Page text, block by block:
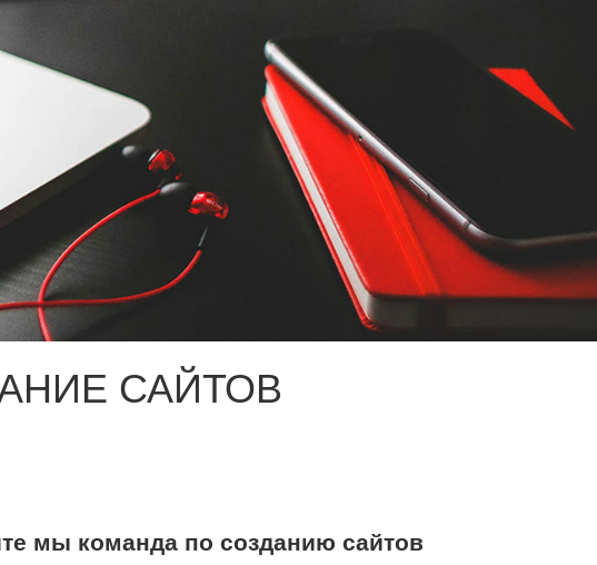
САЙТОВ
мы команда по созданию сайтов